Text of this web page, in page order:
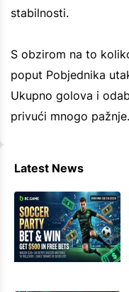
stabilnosti.
S obzirom na to
poput Pobjednika
Ukupno golova i
privući mnogo pažnje.
Latest News